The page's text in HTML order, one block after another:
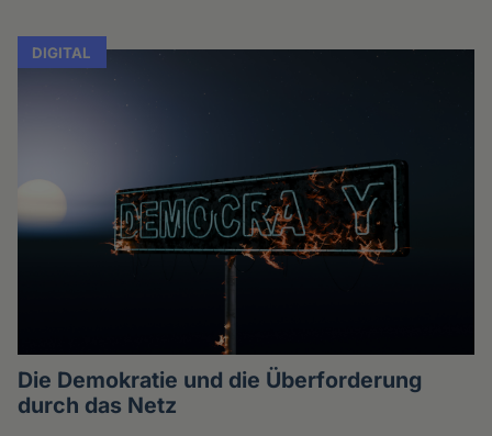
DIGITAL
Die Demokratie und die Überforderung
durch das Netz